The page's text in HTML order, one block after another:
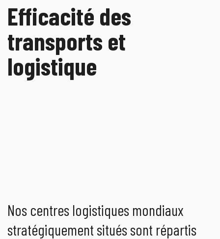
Efficacité des
transports et
logistique
Nos centres logistiques mondiaux
stratégiquement situés sont répartis